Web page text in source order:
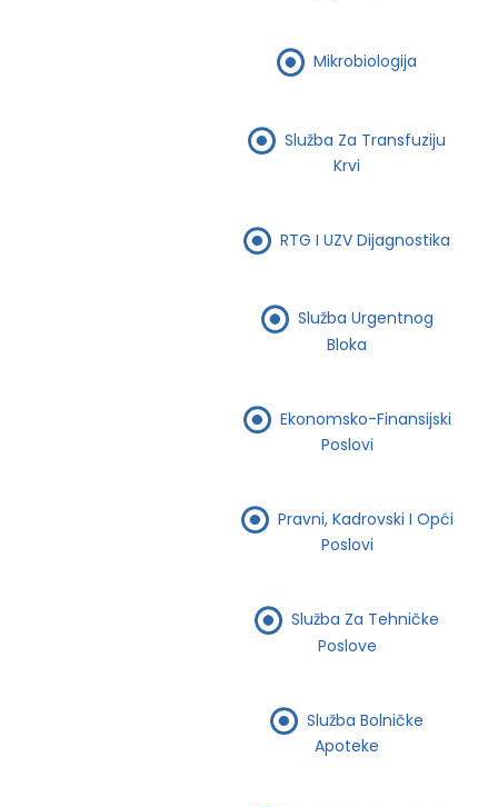
Mikrobiologija
Služba Za Transfuziju
Krvi
RTG I UZV Dijagnostika
Služba Urgentnog
Bloka
Ekonomsko-Finansijski
Poslovi
Pravni, Kadrovski I Opći
Poslovi
Služba Za Tehničke
Poslove
Služba Bolničke
Apoteke